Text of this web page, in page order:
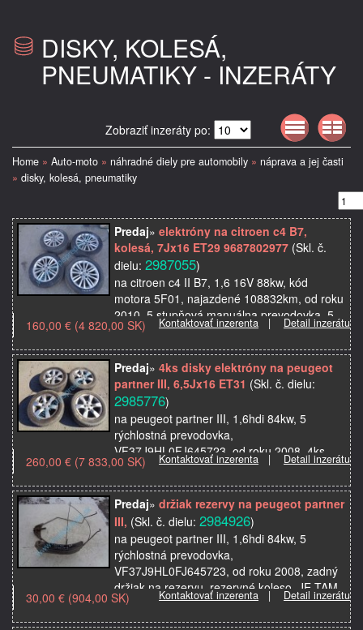
DISKY, KOLESÁ,
PNEUMATIKY - INZERÁTY
Zobraziť inzeráty po:
Home » Auto-moto » náhradné diely pre automobily » náprava a jej časti
» disky, kolesá, pneumatiky
Predaj» elektróny na citroen c4 B7,
kolesá, 7Jx16 ET29 9687802977 (Skl. č.
dielu: 2987055)
na citroen c4 II B7, 1,6 16V 88kw, kód
motora 5F01, najazdené 108832km, od roku
2010, 5 stupňová manuálna prevodovka, 5
dverový, VF7NC5FS0BY598523, 4ks disky,
elektróny,kolesa, g…
Kontaktovať inzerenta | Detail inzerátu
160,00 € (4 820,00 SK)
Predaj» 4ks disky elektróny na peugeot
partner III, 6,5Jx16 ET31 (Skl. č. dielu:
2985776)
na peugeot partner III, 1,6hdi 84kw, 5
rýchlostná prevodovka,
VF37J9HL0FJ645723, od roku 2008, 4ks
elektrńové disky, sú tamletné pneumatiky,
215/55 R16V, pasuje aj na citroen b…
Kontaktovať inzerenta | Detail inzerátu
260,00 € (7 833,00 SK)
Predaj» držiak rezervy na peugeot partner
III, (Skl. č. dielu: 2984926)
na peugeot partner III, 1,6hdi 84kw, 5
rýchlostná prevodovka,
VF37J9HL0FJ645723, od roku 2008, zadný
držiak na rezervu, rezervné koleso, JE TAM
ZLOMENÝ ŠRÓB, použité originálne …
Kontaktovať inzerenta | Detail inzerátu
30,00 € (904,00 SK)